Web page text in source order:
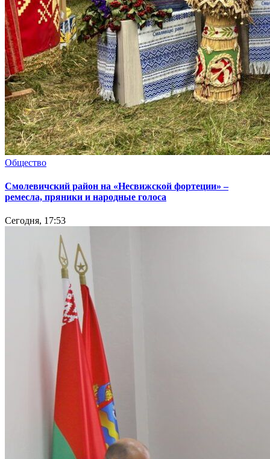
Общество
Смолевичский район на «Несвижской фортеции» –
ремесла, пряники и народные голоса
Сегодня, 17:53